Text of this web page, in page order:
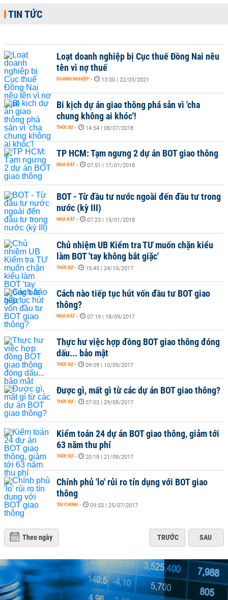
TIN TỨC
Loạt doanh nghiệp bị Cục thuế Đồng Nai nêu
tên vì nợ thuế
DOANH NGHIỆP - 13:00 | 22/03/2021
Bi kịch dự án giao thông phá sản vì 'cha
chung không ai khóc'!
THỜI SỰ - 14:54 | 08/07/2018
TP HCM: Tạm ngưng 2 dự án BOT giao thông
NHÀ ĐẤT - 07:51 | 17/01/2018
BOT - Từ đầu tư nước ngoài đến đầu tư trong
nước (kỳ III)
NHÀ ĐẤT - 07:23 | 15/01/2018
Chủ nhiệm UB Kiểm tra TƯ muốn chặn kiểu
làm BOT 'tay không bắt giặc'
THỜI SỰ - 15:45 | 24/10/2017
Cách nào tiếp tục hút vốn đầu tư BOT giao
thông?
NHÀ ĐẤT - 07:19 | 18/09/2017
Thực hư việc hợp đồng BOT giao thông đóng
dấu... bảo mật
THỜI SỰ - 09:09 | 10/09/2017
Được gì, mất gì từ các dự án BOT giao thông?
THỜI SỰ - 07:03 | 29/08/2017
Kiểm toán 24 dự án BOT giao thông, giảm tới
63 năm thu phí
THỜI SỰ - 20:18 | 21/08/2017
Chính phủ 'lo' rủi ro tín dụng với BOT giao
thông
TÀI CHÍNH - 09:53 | 25/07/2017
Theo ngày TRƯỚC SAU